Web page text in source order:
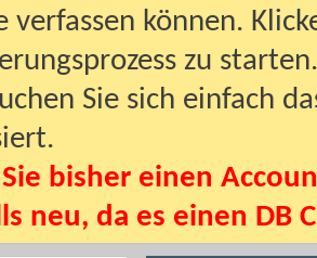
verfassen können.
zu
Sie sich einfach
bisher einen
neu, da es einen DB